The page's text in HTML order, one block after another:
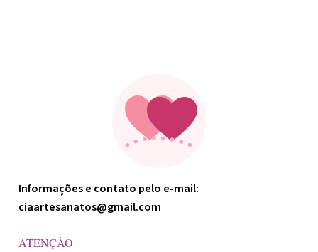
Informações e contato pelo e-mail:
ciaartesanatos@gmail.com
ATENÇÃO